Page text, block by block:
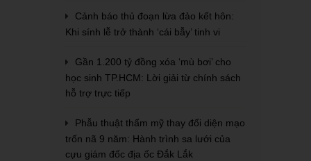
Cảnh báo thủ đoạn lừa đảo kết hôn:
Khi sính lễ trở thành ‘cái bẫy’ tinh vi
Gần 1.200 tỷ đồng xóa ‘mù bơi’ cho
học sinh TP.HCM: Lời giải từ chính sách
hỗ trợ trực tiếp
Phẫu thuật thẩm mỹ thay đổi diện mạo
trốn nã 9 năm: Hành trình sa lưới của
cựu giám đốc địa ốc Đắk Lắk